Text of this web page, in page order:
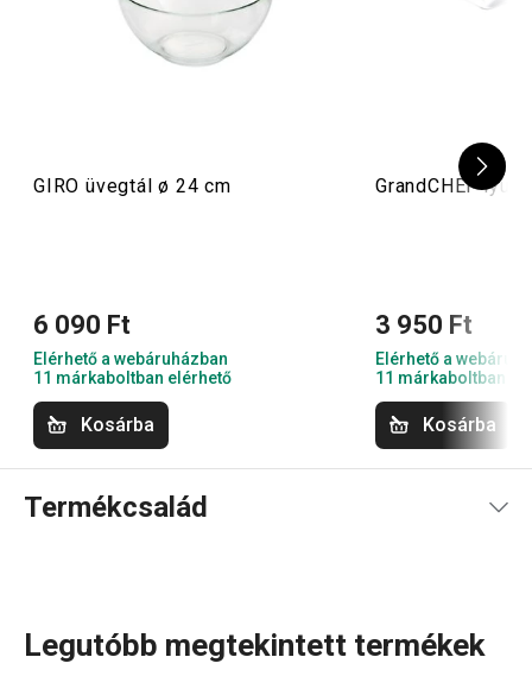
GIRO üvegtál ø 24 cm
6 090 Ft
Elérhető a webáruházban
11 márkaboltban elérhető
Kosárba
GrandCHEF
3 950 Ft
Elérhető a
11 márkaboltban
Kosárba
Termékcsalád
Legutóbb megtekintett termékek